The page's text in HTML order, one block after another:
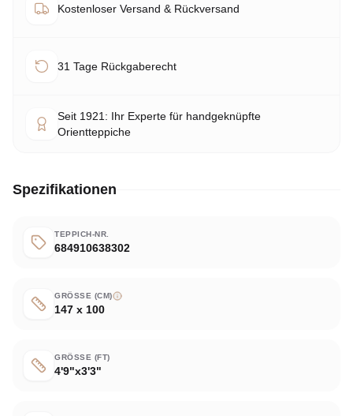
Kostenloser Versand & Rückversand
31 Tage Rückgaberecht
Seit 1921: Ihr Experte für handgeknüpfte
Orientteppiche
Spezifikationen
TEPPICH-NR.
684910638302
GRÖSSE (CM)
147 x 100
GRÖSSE (FT)
4'9"x3'3"